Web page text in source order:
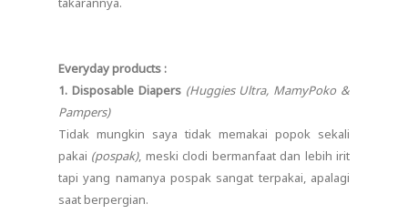
Everyday products :
1. Disposable Diapers (Huggies Ultra, MamyPoko &
Pampers)
Tidak mungkin saya tidak memakai popok sekali
pakai (pospak), meski clodi bermanfaat dan lebih irit
tapi yang namanya pospak sangat terpakai, apalagi
saat berpergian.